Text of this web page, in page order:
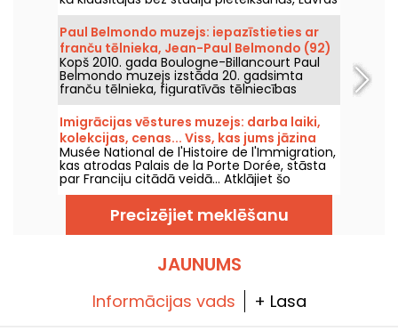
pils centrā katru gadu no septembra līdz
jūnijam. Muzejs arī dažkārt rīko bezmaksas
lekcijas. Tā ir iespēja kļūt neapšaubāmi labi
zināms mākslas vēsturē!
Paul Belmondo muzejs: iepazīstieties ar
franču tēlnieka, Jean-Paul Belmondo (92)
tēva, darbiem.
Kopš 2010. gada Boulogne-Billancourt Paul
Belmondo muzejs izstāda 20. gadsimta
franču tēlnieka, figuratīvās tēlniecības
pārstāvja, darbus cilvēka mēroga telpā un
izstādes maršrutā, kas ir domāts, lai
uzrunātu skatītāju sajūtas.
Imigrācijas vēstures muzejs: darba laiki,
kolekcijas, cenas... Viss, kas jums jāzina
Musée National de l'Histoire de l'Immigration,
kas atrodas Palais de la Porte Dorée, stāsta
par Franciju citādā veidā... Atklājiet šo
neparasto kultūras centru.
Precizējiet meklēšanu
JAUNUMS
Informācijas vads + Lasa